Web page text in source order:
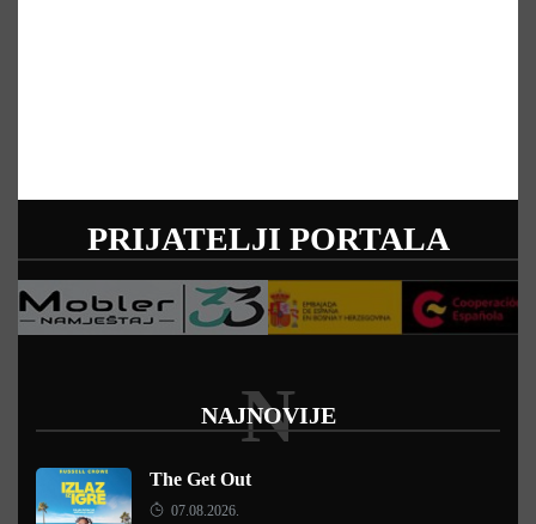
PRIJATELJI PORTALA
NAJNOVIJE
N
The Get Out
07.08.2026.